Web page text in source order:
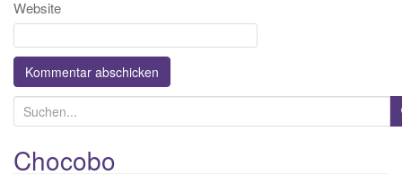
Website
u
c
h
Chocobo